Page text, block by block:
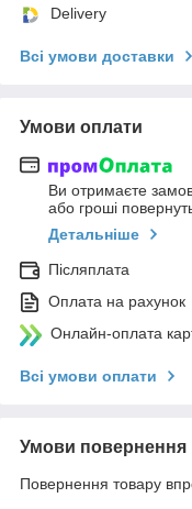
Delivery
Всі умови доставки
Умови оплати
Ви отримаєте
або гроші
Детальніше
Післяплата
Оплата на рахунок
Онлайн-оплата
Всі умови оплати
Умови повернення
Повернення товару